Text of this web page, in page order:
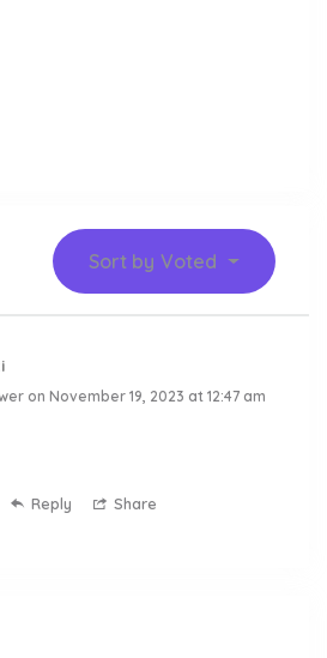
Sort by Voted
on November 19, 2023 at 12:47 am
Reply Share